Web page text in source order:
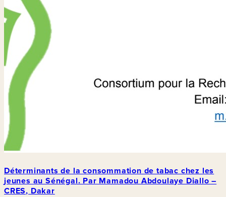
Déterminants de la consommation de tabac chez les
jeunes au Sénégal. Par Mamadou Abdoulaye Diallo –
CRES, Dakar